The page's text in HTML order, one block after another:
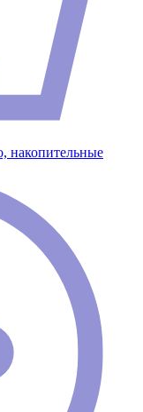
накопительные